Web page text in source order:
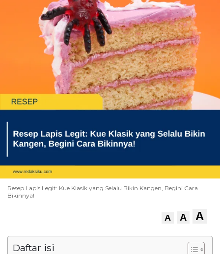
Resep Lapis Legit: Kue Klasik yang Selalu Bikin Kangen, Begini Cara
Bikinnya!
A A A
Daftar isi